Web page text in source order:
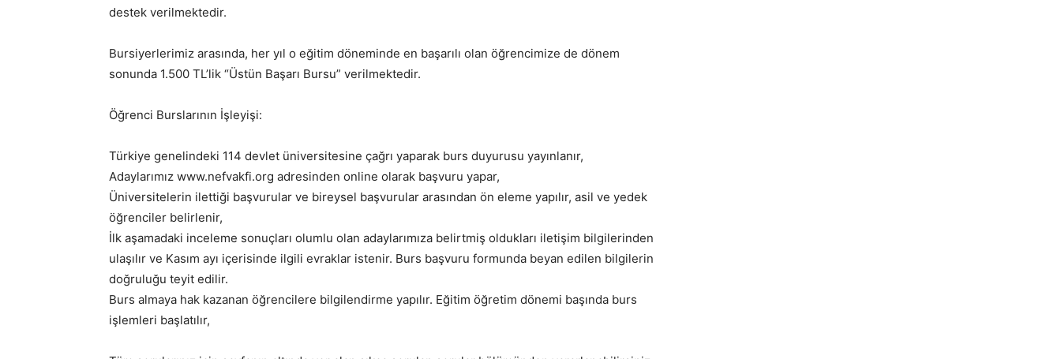
destek verilmektedir.
Bursiyerlerimiz arasında, her yıl o eğitim döneminde en başarılı olan öğrencimize de dönem
sonunda 1.500 TL’lik “Üstün Başarı Bursu” verilmektedir.
Öğrenci Burslarının İşleyişi:
Türkiye genelindeki 114 devlet üniversitesine çağrı yaparak burs duyurusu yayınlanır,
Adaylarımız www.nefvakfi.org adresinden online olarak başvuru yapar,
Üniversitelerin ilettiği başvurular ve bireysel başvurular arasından ön eleme yapılır, asil ve yedek
öğrenciler belirlenir,
İlk aşamadaki inceleme sonuçları olumlu olan adaylarımıza belirtmiş oldukları iletişim bilgilerinden
ulaşılır ve Kasım ayı içerisinde ilgili evraklar istenir. Burs başvuru formunda beyan edilen bilgilerin
doğruluğu teyit edilir.
Burs almaya hak kazanan öğrencilere bilgilendirme yapılır. Eğitim öğretim dönemi başında burs
işlemleri başlatılır,